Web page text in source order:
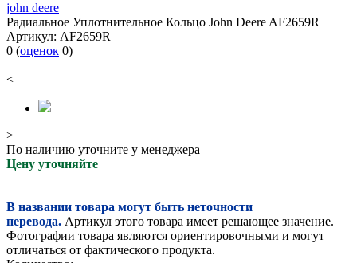
john deere
Радиальное Уплотнительное Кольцо John Deere AF2659R
Артикул: AF2659R
0 (оценок 0)
<
>
По наличию уточните у менеджера
Цену уточняйте
В названии товара могут быть неточности
перевода. Артикул этого товара имеет решающее значение.
Фотографии товара являются ориентировочными и могут
отличаться от фактического продукта.